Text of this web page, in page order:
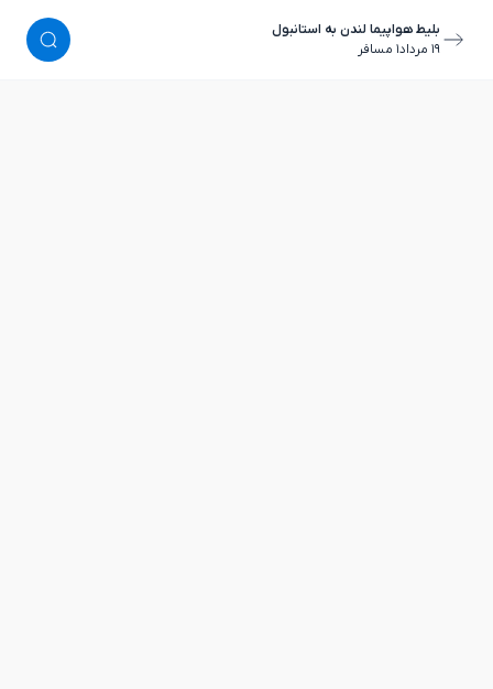
بلیط هواپیما لندن به استانبول
١٩ مرداد
١ مسافر